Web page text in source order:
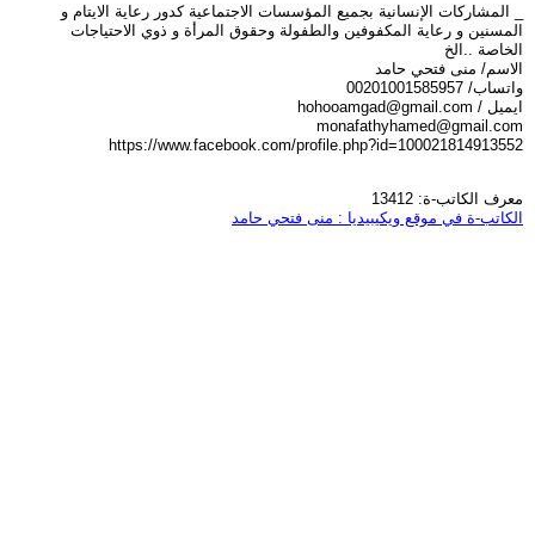
_ المشاركات الإنسانية بجميع المؤسسات الاجتماعية كدور رعاية الايتام و
المسنين و رعاية المكفوفين والطفولة وحقوق المرأة و ذوي الاحتياجات
الخاصة ..الخ
الاسم/ منى فتحي حامد
واتساب/ 00201001585957
ايميل / hohooamgad@gmail.com
monafathyhamed@gmail.com
https://www.facebook.com/profile.php?id=100021814913552
معرف الكاتب-ة: 13412
الكاتب-ة في موقع ويكيبيديا : منى فتحي حامد